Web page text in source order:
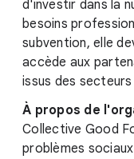
d'investir dans la
besoins
subvention, elle
accède aux
issus des
À propos de
Collective Good
problèmes